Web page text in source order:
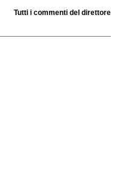
Tutti i commenti del direttore